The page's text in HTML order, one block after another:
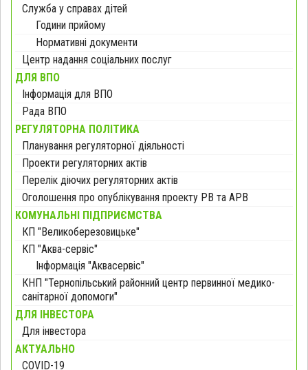
Служба у справах дітей
Години прийому
Нормативні документи
Центр надання соціальних послуг
ДЛЯ ВПО
Інформація для ВПО
Рада ВПО
РЕГУЛЯТОРНА ПОЛІТИКА
Планування регуляторної діяльності
Проекти регуляторних актів
Перелік діючих регуляторних актів
Оголошення про опублікування проекту РВ та АРВ
КОМУНАЛЬНІ ПІДПРИЄМСТВА
КП "Великоберезовицьке"
КП "Аква-сервіс"
Інформація "Аквасервіс"
КНП "Тернопільський районний центр первинної медико-
санітарної допомоги"
ДЛЯ ІНВЕСТОРА
Для інвестора
АКТУАЛЬНО
COVID-19